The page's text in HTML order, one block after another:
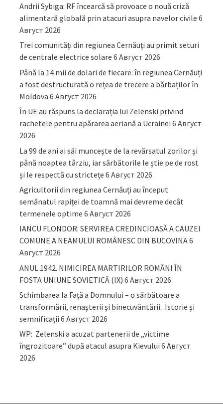
Andrii Sybiga: RF încearcă să provoace o nouă criză
alimentară globală prin atacuri asupra navelor civile 6
Август 2026
Trei comunități din regiunea Cernăuți au primit seturi
de centrale electrice solare 6 Август 2026
Până la 14 mii de dolari de fiecare: în regiunea Cernăuți
a fost destructurată o rețea de trecere a bărbaților în
Moldova 6 Август 2026
În UE au răspuns la declarația lui Zelenski privind
rachetele pentru apărarea aeriană a Ucrainei 6 Август
2026
La 99 de ani ai săi muncește de la revărsatul zorilor și
până noaptea târziu, iar sărbătorile le știe pe de rost
și le respectă cu strictețe 6 Август 2026
Agricultorii din regiunea Cernăuți au început
semănatul rapiței de toamnă mai devreme decât
termenele optime 6 Август 2026
IANCU FLONDOR: SERVIREA CREDINCIOASĂ A CAUZEI
COMUNE A NEAMULUI ROMÂNESC DIN BUCOVINA6
Август 2026
ANUL 1942. NIMICIREA MARTIRILOR ROMÂNI ÎN
FOSTA UNIUNE SOVIETICĂ (IX) 6 Август 2026
Schimbarea la Față a Domnului – o sărbătoare a
transformării, renașterii și binecuvântării. Istorie și
semnificații 6 Август 2026
WP: Zelenski a acuzat partenerii de „victime
îngrozitoare” după atacul asupra Kievului 6 Август
2026